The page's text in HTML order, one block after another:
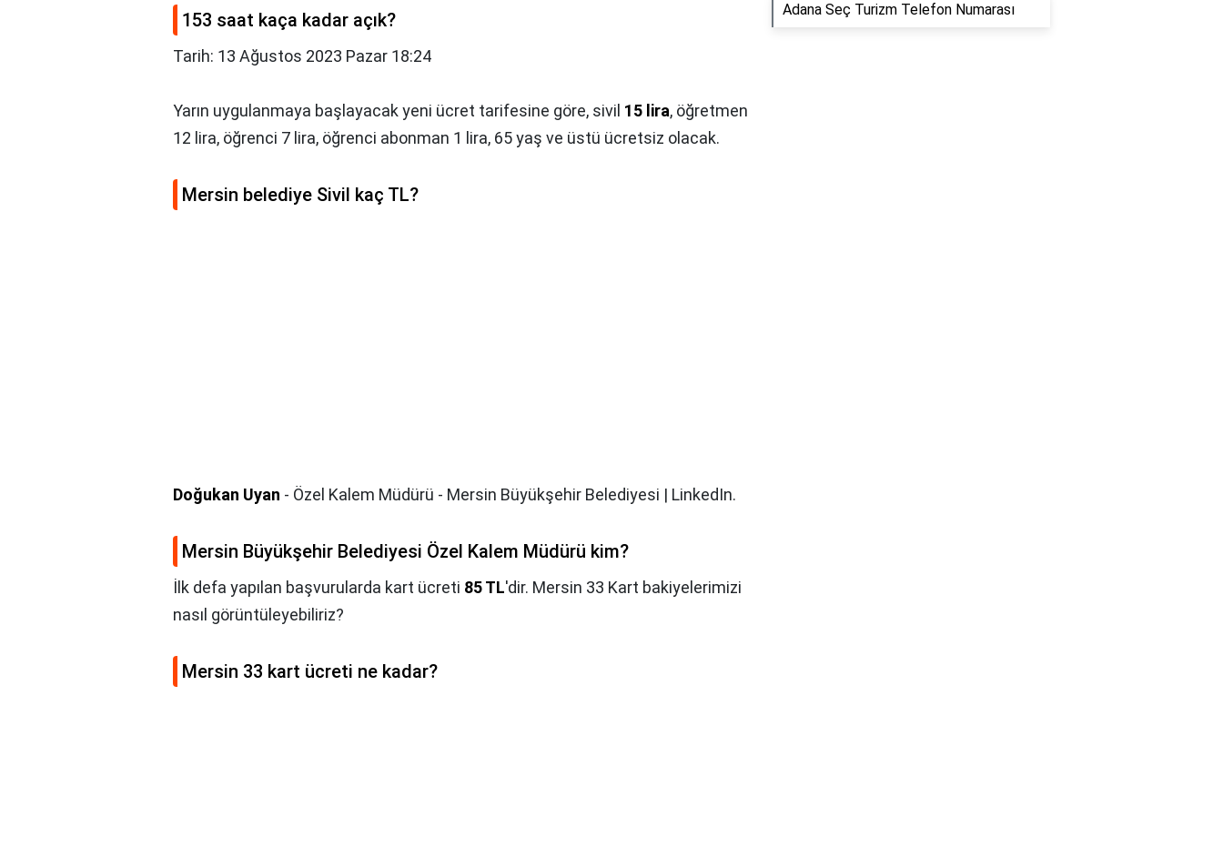
153 saat kaça kadar açık?
Tarih: 13 Ağustos 2023 Pazar 18:24
Yarın uygulanmaya başlayacak yeni ücret tarifesine göre, sivil 15 lira, öğretmen
12 lira, öğrenci 7 lira, öğrenci abonman 1 lira, 65 yaş ve üstü ücretsiz olacak.
Mersin belediye Sivil kaç TL?
Doğukan Uyan - Özel Kalem Müdürü - Mersin Büyükşehir Belediyesi | LinkedIn.
Mersin Büyükşehir Belediyesi Özel Kalem Müdürü kim?
İlk defa yapılan başvurularda kart ücreti 85 TL'dir. Mersin 33 Kart bakiyelerimizi
nasıl görüntüleyebiliriz?
Mersin 33 kart ücreti ne kadar?
Adana Seç Turizm Telefon Numarası